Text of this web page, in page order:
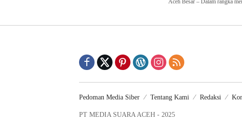
Aceh Besar – Dalam rangka
Pedoman Media Siber Tentang Kami Redaksi
PT MEDIA SUARA ACEH - 2025